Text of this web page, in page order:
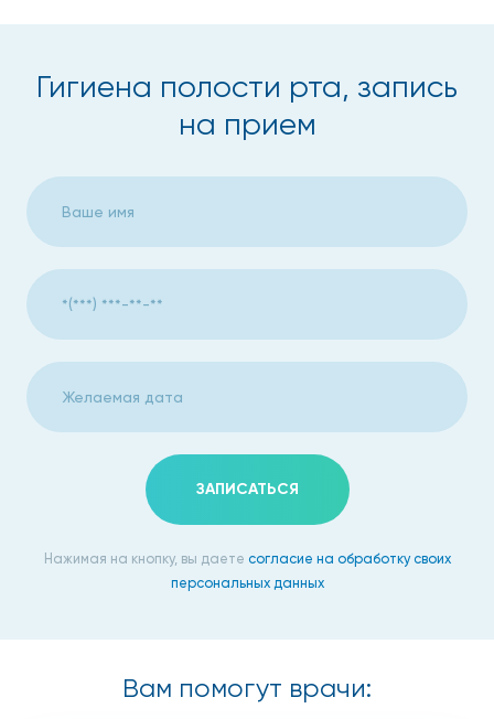
Гигиена полости рта, запись
на прием
ЗАПИСАТЬСЯ
Нажимая на кнопку, вы даете согласие на обработку своих
персональных данных
Вам помогут врачи: